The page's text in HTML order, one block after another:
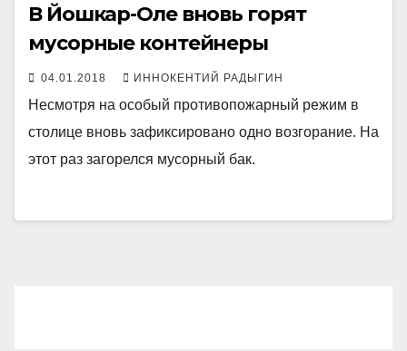
В Йошкар-Оле вновь горят
мусорные контейнеры
04.01.2018 ИННОКЕНТИЙ РАДЫГИН
Несмотря на особый противопожарный режим в
столице вновь зафиксировано одно возгорание. На
этот раз загорелся мусорный бак.